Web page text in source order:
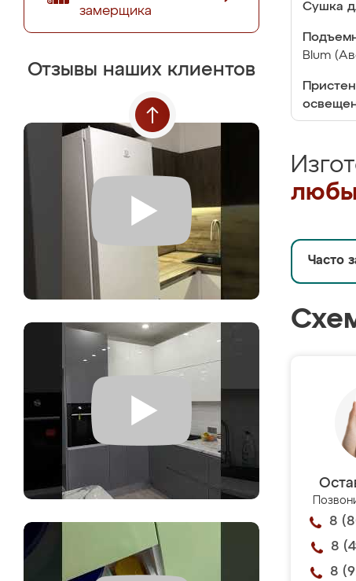
замерщика
Отзывы наших клиентов
Сушка
Blum
Часто
8
8
8